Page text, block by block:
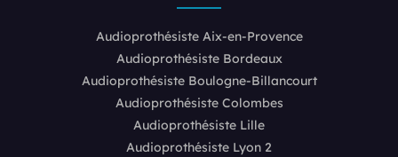
Audioprothésiste Aix-en-Provence
Audioprothésiste Bordeaux
Audioprothésiste Boulogne-Billancourt
Audioprothésiste Colombes
Audioprothésiste Lille
Audioprothésiste Lyon 2